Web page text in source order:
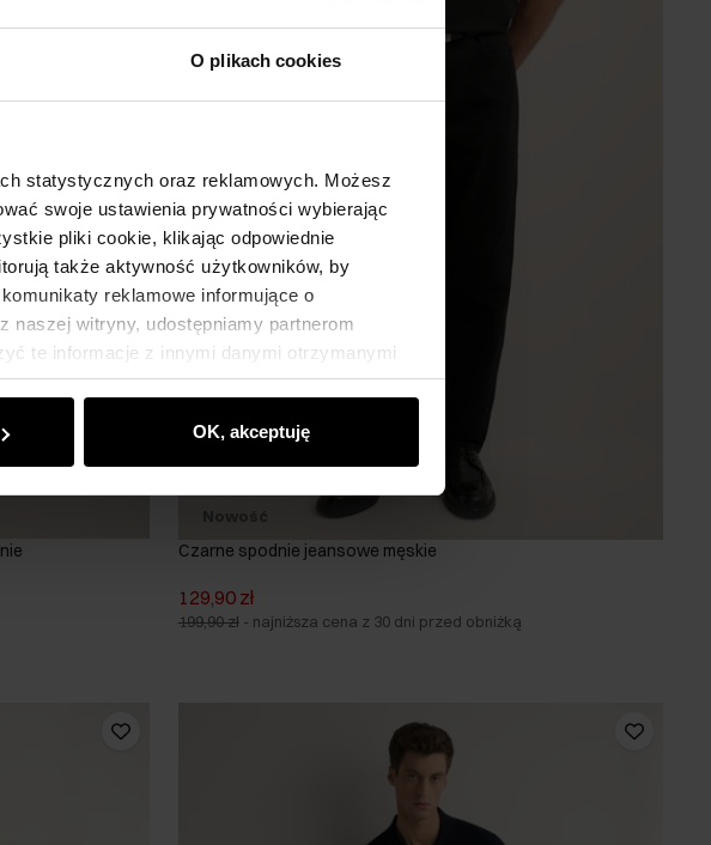
O plikach cookies
statystycznych oraz reklamowych. Możesz
swoje ustawienia prywatności wybierając
pliki cookie, klikając odpowiednie
także aktywność użytkowników, by
reklamowe informujące o
naszej witryny, udostępniamy partnerom
te informacje z innymi danymi otrzymanymi
OK, akceptuję
Czarne spodnie jeansowe męskie
129,90 zł
199,90 zł - najniższa cena z 30 dni przed obniżką